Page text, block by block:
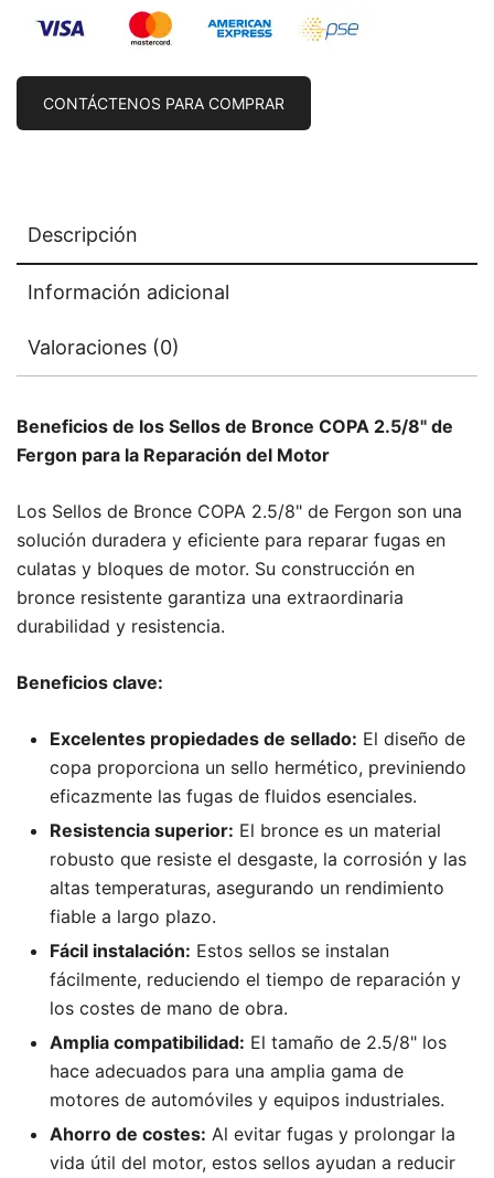
CONTÁCTENOS PARA COMPRAR
Descripción
Información adicional
Valoraciones (0)
Beneficios de los Sellos de Bronce COPA 2.5/8" de
Fergon para la Reparación del Motor
Los Sellos de Bronce COPA 2.5/8" de Fergon son una
solución duradera y eficiente para reparar fugas en
culatas y bloques de motor. Su construcción en
bronce resistente garantiza una extraordinaria
durabilidad y resistencia.
Beneficios clave:
Excelentes propiedades de sellado: El diseño de
copa proporciona un sello hermético, previniendo
eficazmente las fugas de fluidos esenciales.
Resistencia superior: El bronce es un material
robusto que resiste el desgaste, la corrosión y las
altas temperaturas, asegurando un rendimiento
fiable a largo plazo.
Fácil instalación: Estos sellos se instalan
fácilmente, reduciendo el tiempo de reparación y
los costes de mano de obra.
Amplia compatibilidad: El tamaño de 2.5/8" los
hace adecuados para una amplia gama de
motores de automóviles y equipos industriales.
Ahorro de costes: Al evitar fugas y prolongar la
vida útil del motor, estos sellos ayudan a reducir